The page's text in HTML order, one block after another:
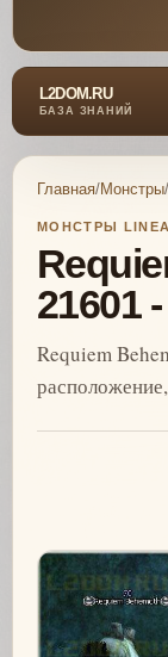
L2DOM.RU
БАЗА ЗНАНИЙ
Главная/Монстры/
МОНСТРЫ
21601
Requiem